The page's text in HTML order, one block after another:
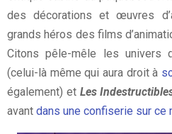
des décorations et œuvres
grands héros des films
Citons pêle-mêle les univers
(celui-là même qui aura droit à
également) et Les
avant dans une confiserie sur ce